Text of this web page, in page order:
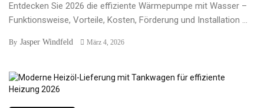
Entdecken Sie 2026 die effiziente Wärmepumpe mit Wasser –
Funktionsweise, Vorteile, Kosten, Förderung und Installation ...
By Jasper Windfeld März 4, 2026